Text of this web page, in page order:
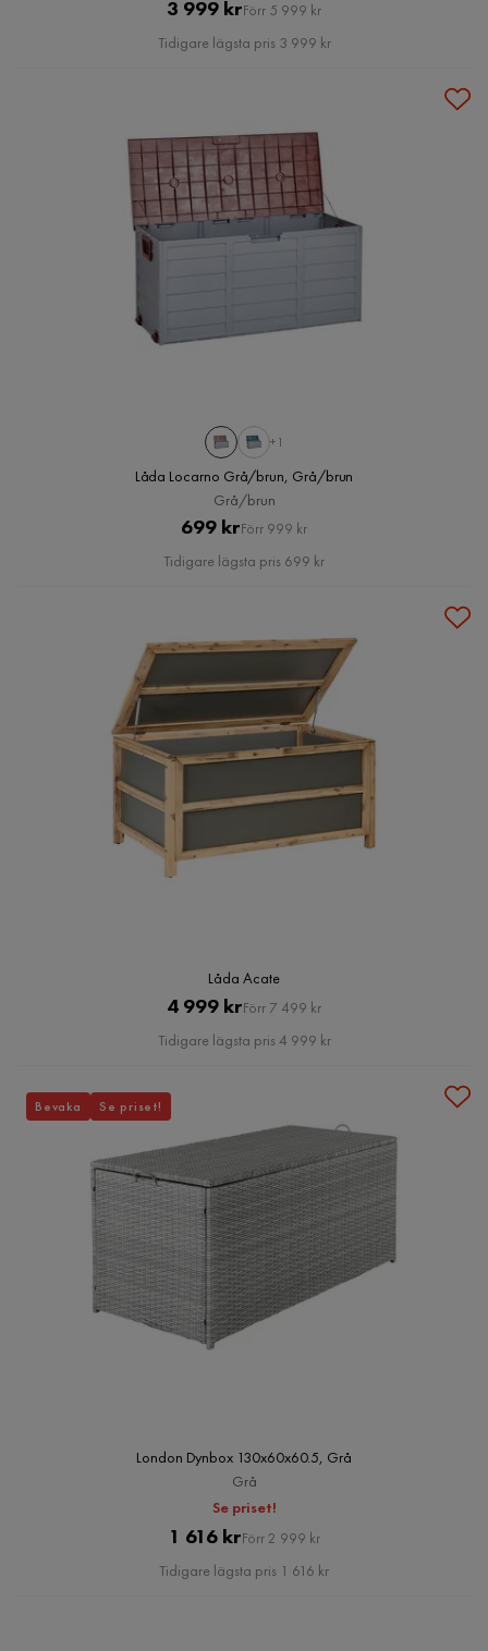
Pris
3 999 krOriginal
Pris
Förr 5 999 kr
Tidigare lägsta pris 3 999 kr
+1
Låda Locarno Grå/brun, Grå/brun
Grå/brun
Pris
699 krOriginal
Pris
Förr 999 kr
Tidigare lägsta pris 699 kr
Låda Acate
Pris
4 999 krOriginal
Pris
Förr 7 499 kr
Tidigare lägsta pris 4 999 kr
London Dynbox 130x60x60.5, Grå
Grå
Se priset!
Pris
1 616 krOriginal
Pris
Förr 2 999 kr
Tidigare lägsta pris 1 616 kr
Bevaka Se priset!